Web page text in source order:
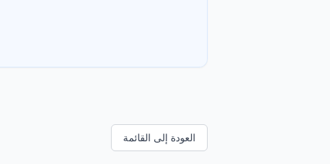
العودة إلى القائمة